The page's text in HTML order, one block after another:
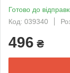
Готово до
Код: 039340
496 ₴